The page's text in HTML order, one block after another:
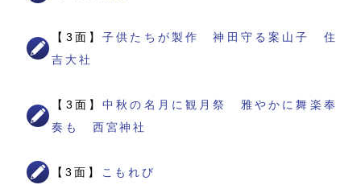
【3面】子供たちが製作 神田守る案山子 住
吉大社
【3面】中秋の名月に観月祭 雅やかに舞楽奉
奏も 西宮神社
【3面】 こもれび